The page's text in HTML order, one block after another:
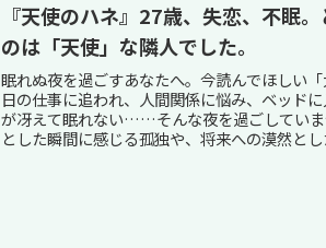
『天使のハネ』27歳、失恋、不眠
のは「天使」な隣人でした。
眠れぬ夜を過ごすあなたへ。今読んでほしい
日の仕事に追われ、人間関係に悩み、ベッド
が冴えて眠れない……そんな夜を過ごしてい
とした瞬間に感じる孤独や、将来への漠然とし